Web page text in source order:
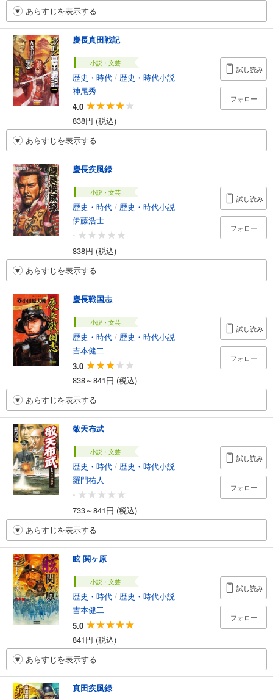
あらすじを表示する
慶長真田戦記
小説・文芸
歴史・時代 / 歴史・時代小説
神尾秀
4.0
838円 (税込)
試し読み
フォロー
あらすじを表示する
慶長疾風録
小説・文芸
歴史・時代 / 歴史・時代小説
伊藤浩士
-
838円 (税込)
試し読み
フォロー
あらすじを表示する
慶長戦国志
小説・文芸
歴史・時代 / 歴史・時代小説
吉本健二
3.0
838～841円 (税込)
試し読み
フォロー
あらすじを表示する
敬天布武
小説・文芸
歴史・時代 / 歴史・時代小説
羅門祐人
-
733～841円 (税込)
試し読み
フォロー
あらすじを表示する
眩 関ヶ原
小説・文芸
歴史・時代 / 歴史・時代小説
吉本健二
5.0
841円 (税込)
試し読み
フォロー
あらすじを表示する
真田疾風録